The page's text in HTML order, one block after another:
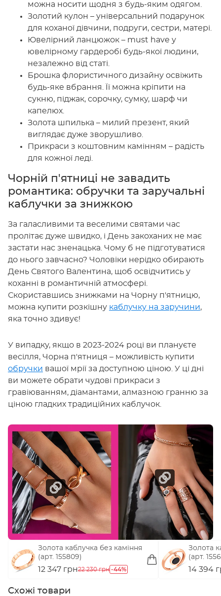
можна носити щодня з будь-яким одягом.
Золотий кулон – універсальний подарунок
для коханої дівчини, подруги, сестри, матері.
Ювелірний ланцюжок – must have у
ювелірному гардеробі будь-якої людини,
незалежно від статі.
Брошка флористичного дизайну освіжить
будь-яке вбрання. Її можна кріпити на
сукню, піджак, сорочку, сумку, шарф чи
капелюх.
Золота шпилька – милий презент, який
виглядає дуже зворушливо.
Прикраси з коштовним камінням – радість
для кожної леді.
Чорній п'ятниці не завадить
романтика: обручки та заручальні
каблучки за знижкою
За галасливими та веселими святами час
пролітає дуже швидко, і День закоханих не має
застати нас зненацька. Чому б не підготуватися
до нього завчасно? Чоловіки нерідко обирають
День Святого Валентина, щоб освідчитись у
коханні в романтичній атмосфері.
Скориставшись знижками на Чорну п'ятницю,
можна купити розкішну каблучку на заручини,
яка точно здивує!
У випадку, якщо в 2023-2024 році ви плануєте
весілля, Чорна п'ятниця – можливість купити
обручки вашої мрії за доступною ціною. У ці дні
ви можете обрати чудові прикраси з
гравіюванням, діамантами, алмазною гранню за
ціною гладких традиційних каблучок.
Золота каблучка без каміння
(арт. 155809)
12 347 грн22 230 грн -44%
Золота
(арт.
14 394
Схожі товари